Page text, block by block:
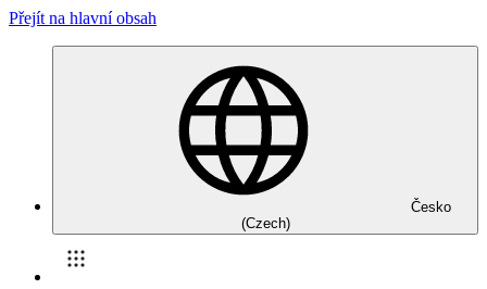
Přejít na hlavní obsah
Česko
(Czech)